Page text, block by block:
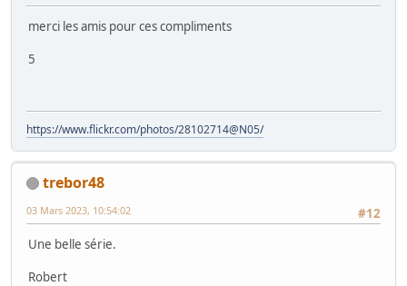
merci les amis pour ces compliments
5
https://www.flickr.com/photos/28102714@N05/
trebor48
#12
03 Mars 2023, 10:54:02
Une belle série.
Robert